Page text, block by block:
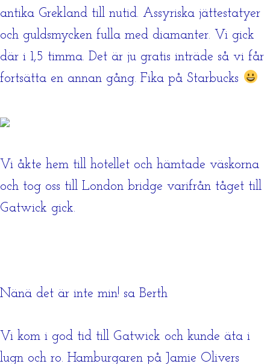
antika Grekland till nutid. Assyriska jättestatyer
och guldsmycken fulla med diamanter. Vi gick
där i 1,5 timma. Det är ju gratis inträde så vi får
fortsätta en annan gång. Fika på Starbucks
Vi åkte hem till hotellet och hämtade väskorna
och tog oss till London bridge varifrån tåget till
Gatwick gick.
Nänä det är inte min! sa Berth
Vi kom i god tid till Gatwick och kunde äta i
lugn och ro. Hamburgaren på Jamie Olivers